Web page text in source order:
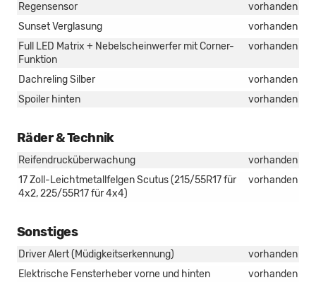
Regensensor
vorhanden
Sunset Verglasung
vorhanden
Full LED Matrix + Nebelscheinwerfer mit Corner-
Funktion
vorhanden
Dachreling Silber
vorhanden
Spoiler hinten
vorhanden
Räder & Technik
Reifendrucküberwachung
vorhanden
17 Zoll-Leichtmetallfelgen Scutus (215/55R17 für
4x2, 225/55R17 für 4x4)
vorhanden
Sonstiges
Driver Alert (Müdigkeitserkennung)
vorhanden
Elektrische Fensterheber vorne und hinten
vorhanden